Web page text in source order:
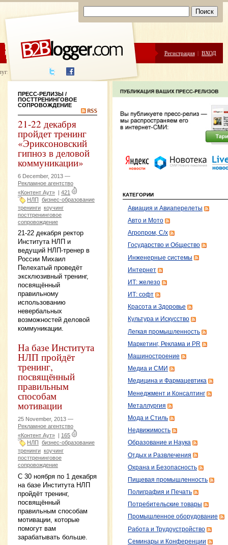
ЦЕНЫ ПОМОЩЬ Регистрация | ВХОД
написания
ПРЕСС-РЕЛИЗЫ /
ПОСТТРЕНИНГОВОЕ
СОПРОВОЖДЕНИЕ
21-22 декабря
пройдет тренинг
«Эриксоновский
гипноз в деловой
коммуникации»
6 December, 2013 —
Рекламное агентство
«Контент Аут» | 421
НЛП бизнес-образование
тренинги коучинг
посттренинговое
сопровождение
21-22 декабря ректор
Института НЛП и
ведущий НЛП-тренер в
России Михаил
Пелехатый проведёт
эксклюзивный тренинг,
посвящённый
правильному
использованию
невербальных
возможностей деловой
коммуникации.
На базе Института
НЛП пройдёт
тренинг,
посвящённый
правильным
способам
мотивации
25 November, 2013 —
Рекламное агентство
«Контент Аут» | 165
НЛП бизнес-образование
тренинги коучинг
посттренинговое
сопровождение
С 30 ноября по 1 декабря
на базе Института НЛП
пройдёт тренинг,
посвящённый
правильным способам
мотивации, которые
помогут вам
зарабатывать больше.
КАТЕГОРИИ
Авиация и Авиаперелеты
Авто и Мото
Агропром, С/х
Государство и Общество
Инженерные системы
Интернет
ИТ: железо
ИТ: софт
Красота и Здоровье
Культура и Искусство
Легкая промышленность
Маркетинг, Реклама и PR
Машиностроение
Медиа и СМИ
Медицина и Фармацевтика
Менеджмент и Консалтинг
Металлургия
Мода и Стиль
Недвижимость
Образование и Наука
Отдых и Развлечения
Охрана и Безопасность
Пищевая промышленность
Полиграфия и Печать
Потребительские товары
Промышленное оборудование
Работа и Трудоустройство
Семинары и Конференции